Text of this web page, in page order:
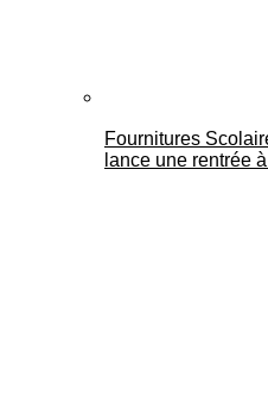
Fournitures
lance une rentrée